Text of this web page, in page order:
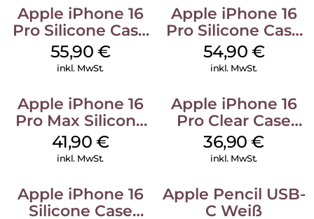
Apple iPhone 16
Pro Silicone Case
MagSafe Stone
Gray
55,90 €
inkl. MwSt.
Apple iPhone 16
Pro Silicone Case
MagSafe Black
54,90 €
inkl. MwSt.
Apple iPhone 16
Pro Max Silicone
Case MagSafe
Ultramarine
41,90 €
inkl. MwSt.
Apple iPhone 16
Pro Clear Case
MagSafe
Transparent
36,90€
inkl. MwSt.
Apple iPhone 16
Silicone Case
Apple Pencil USB-
C Weiß